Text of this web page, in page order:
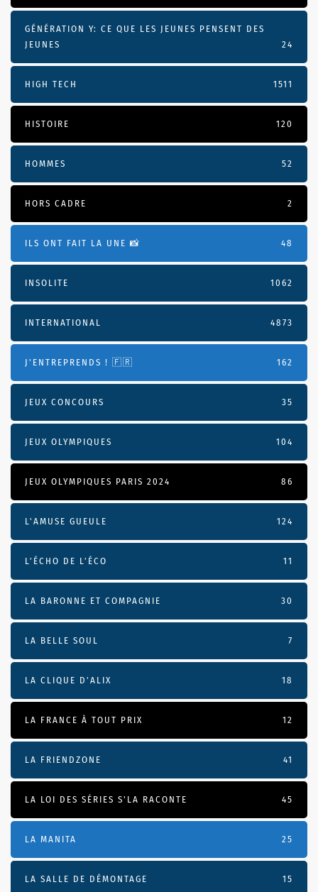
GÉNÉRATION Y: CE QUE LES JEUNES PENSENT DES
JEUNES
24
HIGH TECH 1511
HISTOIRE 120
HOMMES 52
HORS CADRE 2
ILS ONT FAIT LA UNE 📸 48
INSOLITE 1062
INTERNATIONAL 4873
J'ENTREPRENDS ! 🇫🇷 162
JEUX CONCOURS 35
JEUX OLYMPIQUES 104
JEUX OLYMPIQUES PARIS 2024 86
L'AMUSE GUEULE 124
L’ÉCHO DE L’ÉCO 11
LA BARONNE ET COMPAGNIE 30
LA BELLE SOUL 7
LA CLIQUE D'ALIX 18
LA FRANCE À TOUT PRIX 12
LA FRIENDZONE 41
LA LOI DES SÉRIES S'LA RACONTE 45
LA MANITA 25
LA SALLE DE DÉMONTAGE 15